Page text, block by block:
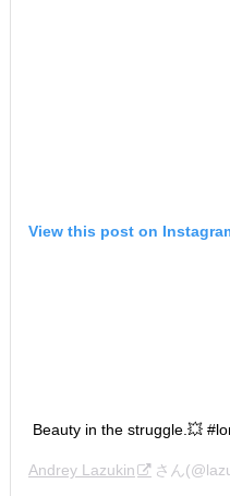
View this post on
Beauty in the struggle.💥
Andrey Lazukin さん